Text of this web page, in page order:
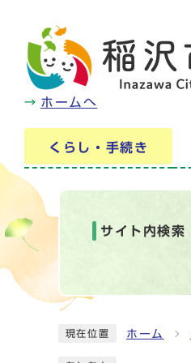
ホームへ
くらし・手続き
サイト内検索
現在位置 ホーム